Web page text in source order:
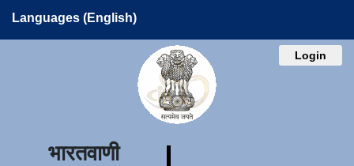
Languages (English)
Login
भारतवाणी